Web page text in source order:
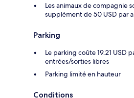
Les animaux de compagnie
supplément de 50 USD par
Parking
Le parking coûte 19.21 USD
entrées/sorties libres
Parking limité en hauteur
Conditions